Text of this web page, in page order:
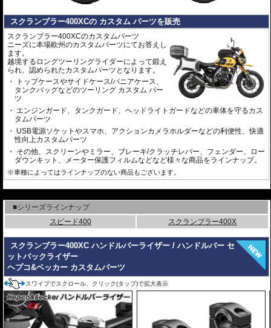
スクランブラー400XCの カスタム パーツを販売
スクランブラー400XCのカスタムパーツ
ニーズに本場欧州のカスタムパーツにてお答えし
ます。
越境するロングツーリングライダーによって鍛え
られ、認められたカスタムパーツとなります。
トップケースやサイドケース/パニアケース、
タンクバッグなどのツーリング カスタム パー
ツ
エンジンガード、タンクガード、ヘッドライトガードなどの車体を守るカス
タムパーツ
USB電源ソケットやスマホ、アクションカメラホルダーなどの利便性、快適
性向上カスタムパーツ
その他、スクリーンやミラー、ブレーキ/クラッチレバー、フェンダー、ロー
ダウンキット、メーター保護フィルムなどなど様々な商品をラインナップ。
※車種によってはラインナップのない商品もございます。
■シリーズラインナップ
スピード400
スクランブラー400X
スクランブラー400XC ハンドルバーライザー / ハンドルバー セ
ットバックライザー
ヘプコ&ベッカー カスタムパーツ
スワイプでスクロール、クリック(タップ)で拡大表示